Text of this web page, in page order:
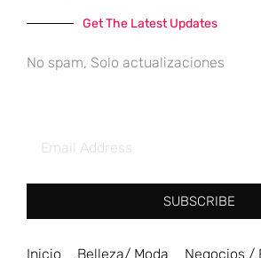
Get The Latest Updates
No spam, Solo actualizaciones
SUBSCRIBE
Inicio Belleza/ Moda Negocios /